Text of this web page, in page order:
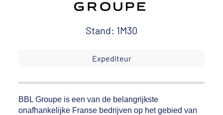
Stand: 1M30
Expediteur
BBL Groupe is een van de belangrijkste
onafhankelijke Franse bedrijven op het gebied van